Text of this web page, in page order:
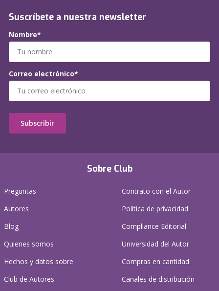
Sobre Club
Preguntas
Autores
Blog
Quienes somos
Hechos y datos sobre
Club de Autores
Contrato con el Autor
Política de privacidad
Compliance Editorial
Universidad del Autor
Compras en cantidad
Canales de distribución
Suscríbete a nuestra newsletter
Nombre*
Correo electrónico*
Subscribir